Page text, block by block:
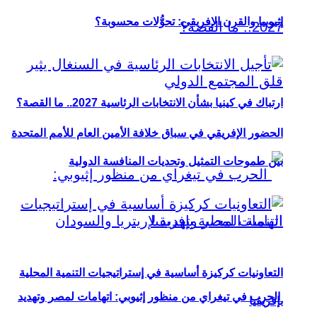
ارتباك في كينيا بشأن الانتخابات الرئاسية 2027.. ما القصة؟
الحرب في تيغراي من منظور إثيوبي: اتهامات لمصر وتهديد
إثيوبيا والقرن الإفريقي: تحوُّلات محسوبة؟
الحضور الإفريقي في سباق خلافة الأمين العام للأمم المتحدة
بين طموحات التمثيل وتحديات المنافسة الدولية
التعاونيات كركيزة أساسية في إستراتيجيات التنمية المحلية
بإفريقيا